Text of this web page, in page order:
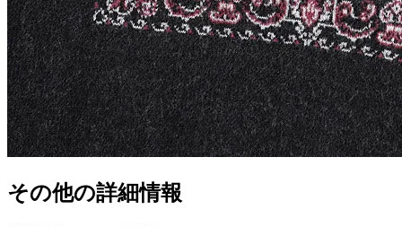
その他の詳細情報